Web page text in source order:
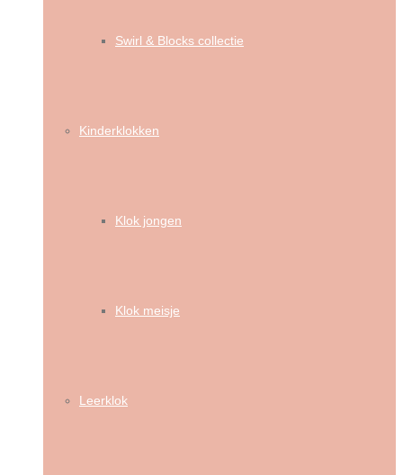
Swirl & Blocks collectie
Kinderklokken
Klok jongen
Klok meisje
Leerklok